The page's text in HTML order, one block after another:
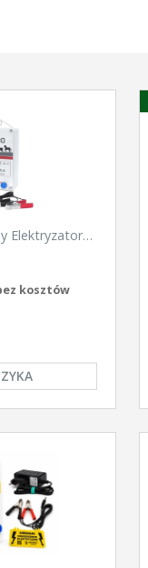
Elektryzator
AS-4900
kosztów